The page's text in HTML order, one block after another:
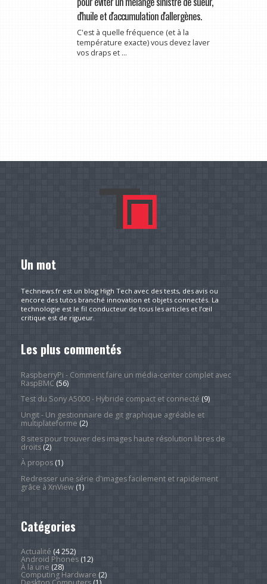
d'huile et d'accumulation d'allergènes.
C'est à quelle fréquence (et à la
température exacte) vous devez laver
vos draps et ...
Un mot
Technews.fr est un blog High Tech avec des tests, des avis ou
encore des tutos branché innovation et objets connectés. La
technologie est le fil conducteur de tous les articles et l’œil
critique est de rigueur.
Les plus commentés
RaspberryPi - Comment faire un média-center complet avec
RaspBMC(56)
Test du Sony A5000 - Hybride compact et connecté (9)
Ungit - Un gestionnaire de git graphique agréable et
multiplateforme (2)
8 sites pour trouver des images haute résolution libres de
droits(2)
À propos(1)
Redresser une série d'images facilement et rapidement
grâce à XnView(1)
Catégories
Actualité (4 252)
Android Phones(12)
À la une (28)
Computing Hardware (2)